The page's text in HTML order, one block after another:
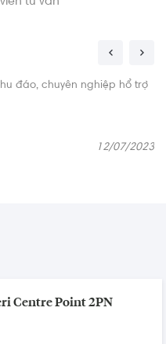
viên Bds Rever rất chuyên
20/
Centre Point 2PN